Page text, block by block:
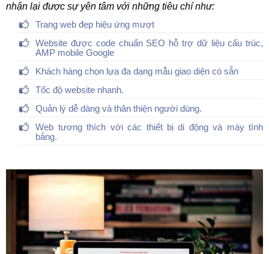
nhận lại được sự yên tâm với những tiêu chí như:
Trang web đẹp hiệu ứng mượt
Website được code chuẩn SEO hỗ trợ dữ liệu cấu trúc,
AMP mobile Google
Khách hàng chọn lựa đa dạng mẫu giao diện có sẵn
Tốc độ website nhanh.
Quản lý dễ dàng và thân thiện người dùng.
Web tương thích với các thiết bị di động và máy tính
bảng.